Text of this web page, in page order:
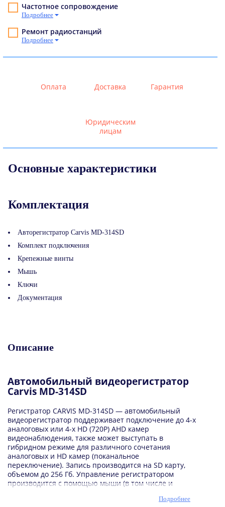
Частотное сопровождение
Подробнее
Ремонт радиостанций
Подробнее
Оплата Доставка Гарантия
Юридическим
лицам
Основные характеристики
Комплектация
Авторегистратор Carvis MD-314SD
Комплект подключения
Крепежные винты
Мышь
Ключи
Документация
Описание
Автомобильный видеорегистратор
Carvis MD-314SD
Регистратор CARVIS MD-314SD — автомобильный
видеорегистратор поддерживает подключение до 4-х
аналоговых или 4-х HD (720P) AHD камер
видеонаблюдения, также может выступать в
гибридном режиме для различного сочетания
аналоговых и HD камер (поканальное
переключение). Запись производится на SD карту,
объемом до 256 Гб. Управление регистратором
производится с помощью мыши (в том числе и
Подробнее